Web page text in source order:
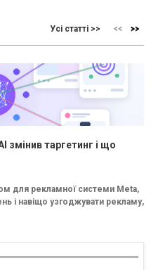
Усі статті >>
змінив таргетинг і що
для рекламної системи Meta,
і навіщо узгоджувати рекламу,